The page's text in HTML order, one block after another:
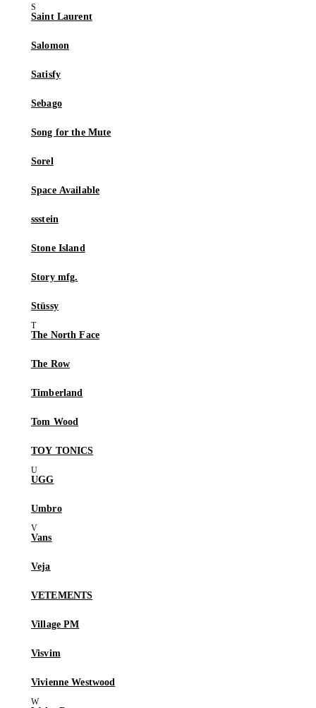
Saint Laurent
Salomon
Satisfy
Sebago
Song for the Mute
Sorel
Space Available
ssstein
Stone Island
Story mfg.
Stüssy
The North Face
The Row
Timberland
Tom Wood
TOY TONICS
UGG
Umbro
Vans
Veja
VETEMENTS
Village PM
Visvim
Vivienne Westwood